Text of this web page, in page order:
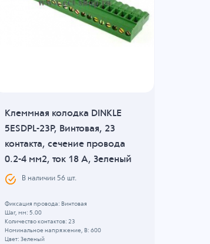
Клеммная колодка DINKLE
5ESDPL-23P, Винтовая, 23
контакта, сечение провода
0.2-4 мм2, ток 18 A, Зеленый
В наличии 56шт.
Фиксация провода: Винтовая
Шаг, мм: 5.00
Количество контактов: 23
Номинальное напряжение, B: 600
Цвет: Зеленый